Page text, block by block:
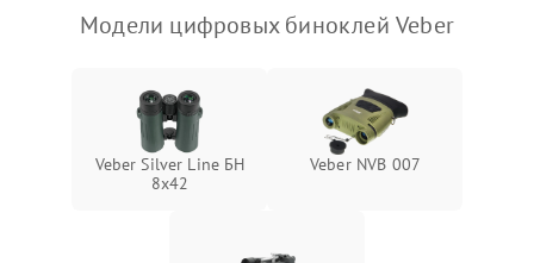
Модели цифровых биноклей Veber
Veber Silver Line БН
8x42
Veber NVB 007